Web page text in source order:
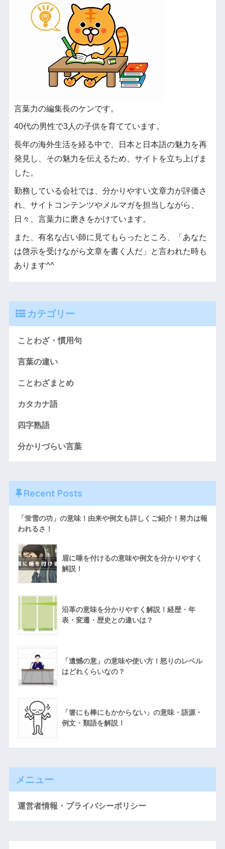
言葉力の編集長のケンです。
40代の男性で3人の子供を育てています。
長年の海外生活を経る中で、日本と日本語の魅力を再
発見し、その魅力を伝えるため、サイトを立ち上げま
した。
勤務している会社では、分かりやすい文章力が評価さ
れ、サイトコンテンツやメルマガを担当しながら、
日々、言葉力に磨きをかけています。
また、有名な占い師に見てもらったところ、「あなた
は啓示を受けながら文章を書く人だ」と言われた時も
あります^^
カテゴリー
ことわざ・慣用句
言葉の違い
ことわざまとめ
カタカナ語
四字熟語
分かりづらい言葉
Recent Posts
「蛍雪の功」の意味！由来や例文も詳しくご紹介！努力は報
われるさ！
眉に唾を付けるの意味や例文を分かりやすく
解説！
沿革の意味を分かりやすく解説！経歴・年
表・変遷・歴史との違いは？
「遺憾の意」の意味や使い方！怒りのレベル
はどれくらいなの？
「箸にも棒にもかからない」の意味・語源・
例文・類語を解説！
メニュー
運営者情報・プライバシーポリシー